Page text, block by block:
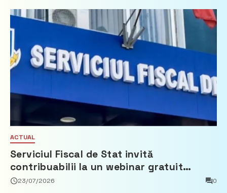
ACTUAL
Serviciul Fiscal de Stat invită
contribuabilii la un webinar gratuit
privind calculul impozitului pe bunurile
23/07/2026 0